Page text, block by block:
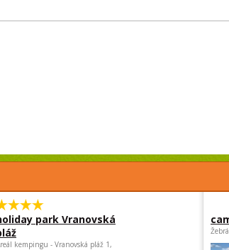
park Vranovská
kempingu - Vranovská pláž 1,